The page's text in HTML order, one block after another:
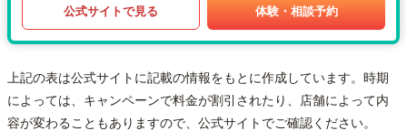
公式サイトで見る 体験・相談予約
上記の表は公式サイトに記載の情報をもとに作成しています。時期
によっては、キャンペーンで料金が割引されたり、店舗によって内
容が変わることもありますので、公式サイトでご確認ください。